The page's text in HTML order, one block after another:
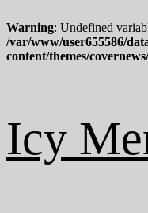
Warning: Undefined
/var/www/user655586/
content/themes/
содержимому
Icy